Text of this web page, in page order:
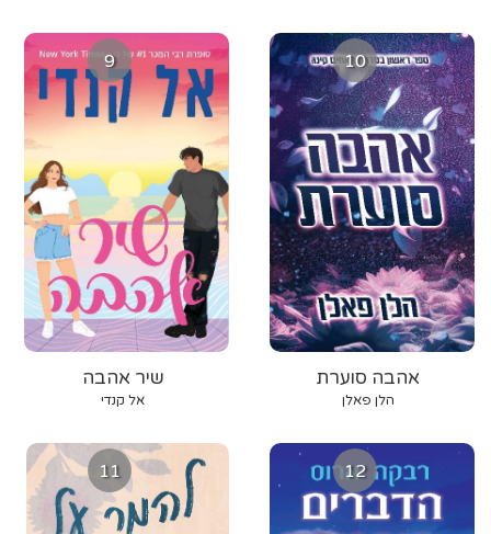
9
שיר אהבה
אל קנדי
10
אהבה סוערת
הלן פאלן
11 12